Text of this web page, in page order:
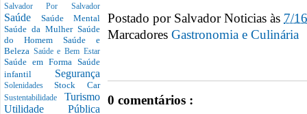
Salvador Por Salvador
Saúde Saúde Mental
Saúde da Mulher Saúde
do Homem Saúde e
Beleza Saúde e Bem Estar
Saúde em Forma Saúde
infantil Segurança
SolenidadesStock Car
Sustentabilidade Turismo
Utilidade Pública
Postado por Salvador Noticias às 7/
Marcadores Gastronomia e Culinária
0 comentários :